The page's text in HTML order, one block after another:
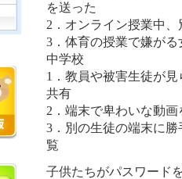
を送った
2．オンライン授業中
3．体育の授業で嫌が
中学校
1．教員や被害生徒が
共有
2．端末で卑わいな動
3．別の生徒の端末に
覧
子供たちがパスワード